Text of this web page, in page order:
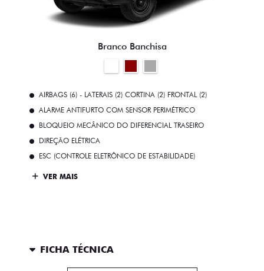
Branco Banchisa
AIRBAGS (6) - LATERAIS (2) CORTINA (2) FRONTAL (2)
ALARME ANTIFURTO COM SENSOR PERIMÉTRICO
BLOQUEIO MECÂNICO DO DIFERENCIAL TRASEIRO
DIREÇÃO ELÉTRICA
ESC (CONTROLE ELETRÔNICO DE ESTABILIDADE)
VER MAIS
FICHA TÉCNICA